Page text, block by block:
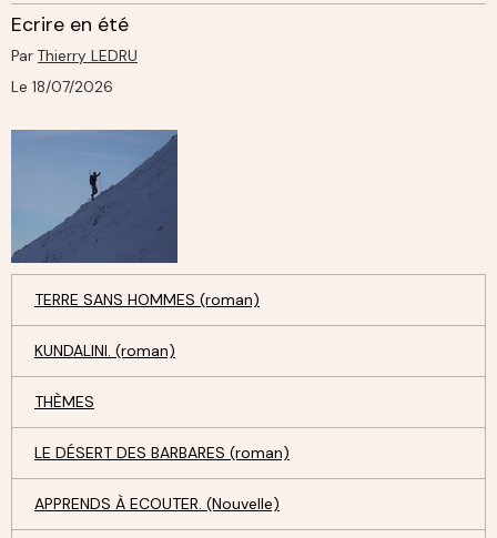
Ecrire en été
Par Thierry LEDRU
Le 18/07/2026
TERRE SANS HOMMES (roman)
KUNDALINI. (roman)
THÈMES
LE DÉSERT DES BARBARES (roman)
APPRENDS À ECOUTER. (Nouvelle)